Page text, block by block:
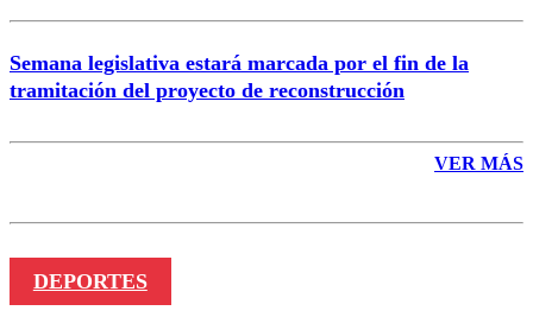
Semana legislativa estará marcada por el fin de la
tramitación del proyecto de reconstrucción
VER MÁS
DEPORTES